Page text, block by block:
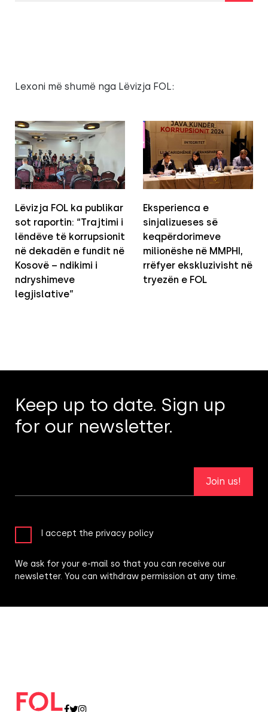
Lexoni më shumë nga Lëvizja FOL:
Lëvizja FOL ka publikar
sot raportin: “Trajtimi i
lëndëve të korrupsionit
në dekadën e fundit në
Kosovë – ndikimi i
ndryshimeve
legjislative”
Eksperienca e
sinjalizueses së
keqpërdorimeve
milionëshe në MMPHI,
rrëfyer ekskluzivisht në
tryezën e FOL
Keep up to date. Sign up
for our newsletter.
Join us!
I accept the privacy policy
We ask for your e-mail so that you can receive our
newsletter. You can withdraw permission at any time.